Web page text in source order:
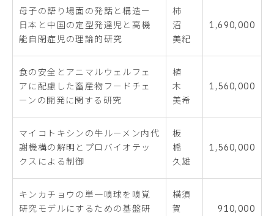
母子の語り場面の発話と構造ー
日本と中国の定型発達児と高機
能自閉症児の理論的研究
柿
沼
美紀
1,690,000
食の安全とアニマルウェルフェ
アに配慮した畜産物フードチェ
ーンの開発に関する研究
植
木
美希
1,560,000
マイコトキシンの牛ルーメン内代
謝機構の解明とプロバイオテッ
クスによる制御
板
橋
久雄
1,560,000
キンカチョウの単一嗅球を嗅覚
研究モデルにするための基盤研
横須
賀
910,000